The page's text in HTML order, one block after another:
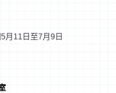
月11日至7月9日